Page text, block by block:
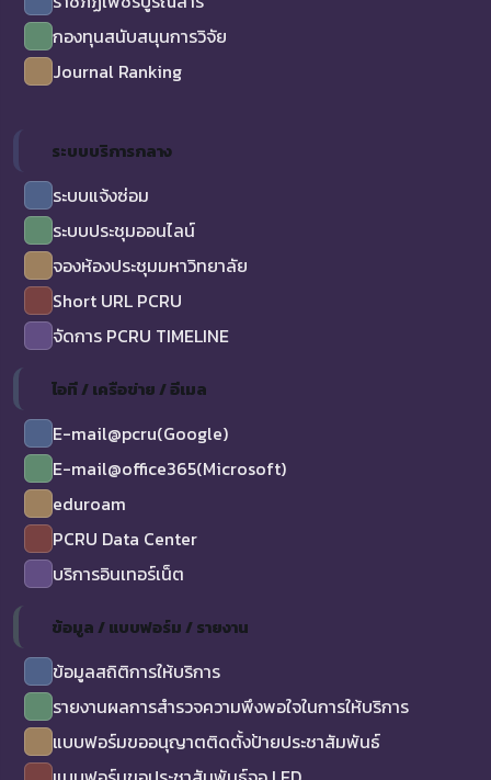
กองทุนสนับสนุนการวิจัย
Journal Ranking
ระบบบริการกลาง
ระบบแจ้งซ่อม
ระบบประชุมออนไลน์
จองห้องประชุมมหาวิทยาลัย
Short URL PCRU
จัดการ PCRU TIMELINE
ไอที / เครือข่าย / อีเมล
E-mail@pcru(Google)
E-mail@office365(Microsoft)
eduroam
PCRU Data Center
บริการอินเทอร์เน็ต
ข้อมูล / แบบฟอร์ม / รายงาน
ข้อมูลสถิติการให้บริการ
รายงานผลการสำรวจความพึงพอใจในการให้บริการ
แบบฟอร์มขออนุญาตติดตั้งป้ายประชาสัมพันธ์